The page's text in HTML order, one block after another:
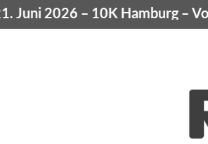
2026 –10K Hamburg–